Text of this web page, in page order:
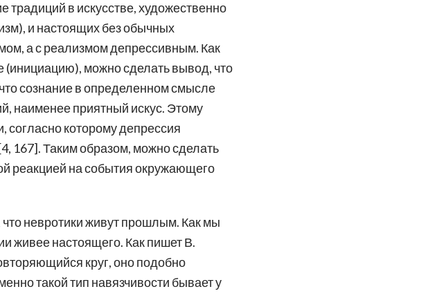
в искусстве, художественно
и настоящих без обычных
а с реализмом депрессивным. Как
(инициацию), можно сделать вывод, что
сознание в определенном смысле
наименее приятный искус. Этому
согласно которому депрессия
167]. Таким образом, можно сделать
реакцией на события окружающего
что невротики живут прошлым. Как мы
живее настоящего. Как пишет В.
круг, оно подобно
такой тип навязчивости бывает у